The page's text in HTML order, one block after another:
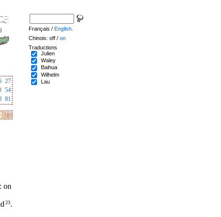
27
54
81
on
23.
Français / English
Chinois: off / on
Traductions
Julien
Waley
Baihua
Wilhelm
Lau